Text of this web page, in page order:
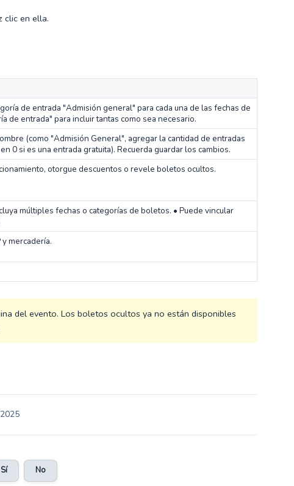
clic en ella.
de entrada "Admisión general" para cada una de las fechas de
de entrada" para incluir tantas como sea necesario.
(como "Admisión General", agregar la cantidad de entradas
0 si es una entrada gratuita). Recuerda guardar los cambios.
otorgue descuentos o revele boletos ocultos.
múltiples fechas o categorías de boletos. • Puede vincular
mercadería.
del evento. Los boletos ocultos ya no están disponibles
Sí No